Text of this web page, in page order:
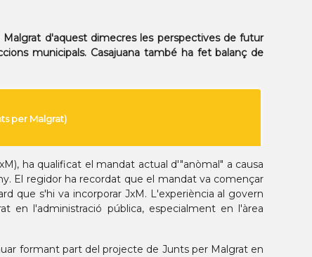
d'aquest dimecres les perspectives de futur
municipals. Casajuana també ha fet balanç de
ha qualificat el mandat actual d'"anòmal" a causa
El regidor ha recordat que el mandat va començar
que s'hi va incorporar JxM. L'experiència al govern
en l'administració pública, especialment en l'àrea
formant part del projecte de Junts per Malgrat en